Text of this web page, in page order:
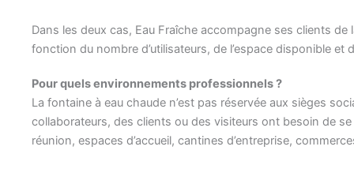
Dans les deux cas, Eau Fraîche accompagne ses clients de
fonction du nombre d’utilisateurs, de l’espace disponible et
Pour quels environnements professionnels ?
La fontaine à eau chaude n’est pas réservée aux sièges
collaborateurs, des clients ou des visiteurs ont besoin de
réunion, espaces d’accueil, cantines d’entreprise,